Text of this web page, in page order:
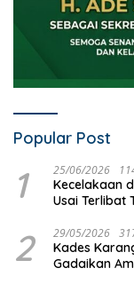
Popular Post
1 25/06/2026
Kecelakaan
Usai Terlibat
2 29/05/2026
Kades
Gadaikan